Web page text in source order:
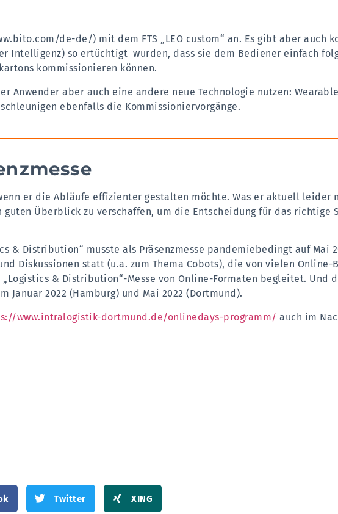
de-de/) mit dem FTS „LEO custom“ an. Es gibt aber auch
Intelligenz) so ertüchtigt wurden, dass sie dem Bediener einfach
kommissionieren können.
Anwender aber auch eine andere neue Technologie nutzen:
ebenfalls die Kommissioniervorgänge.
er die Abläufe effizienter gestalten möchte. Was er aktuell leider
Überblick zu verschaffen, um die Entscheidung für das richtige
& Distribution“ musste als Präsenzmesse pandemiebedingt auf Mai
Diskussionen statt (u.a. zum Thema Cobots), die von vielen Online-
& Distribution“-Messe von Online-Formaten begleitet. Und
Januar 2022 (Hamburg) und Mai 2022 (Dortmund).
www.intralogistik-dortmund.de/onlinedays-programm/ auch im
Twitter XING